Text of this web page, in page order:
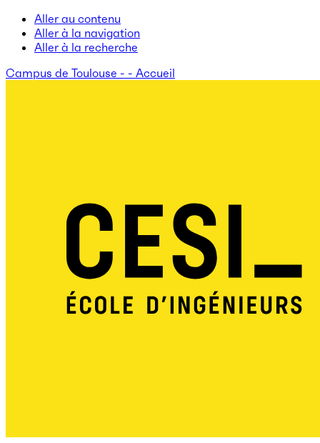
Aller au contenu
Aller à la navigation
Aller à la recherche
Campus de Toulouse - - Accueil